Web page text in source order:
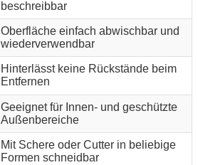
beschreibbar
Oberfläche einfach abwischbar und
wiederverwendbar
Hinterlässt keine Rückstände beim
Entfernen
Geeignet für Innen- und geschützte
Außenbereiche
Mit Schere oder Cutter in beliebige
Formen schneidbar